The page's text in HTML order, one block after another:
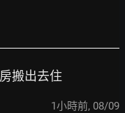
搬出去住
1小時前, 08/09